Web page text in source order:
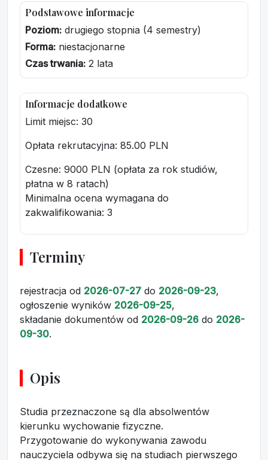
Podstawowe informacje
Poziom: drugiego stopnia (4 semestry)
Forma: niestacjonarne
Czas trwania: 2 lata
Informacje dodatkowe
Limit miejsc: 30
Opłata rekrutacyjna: 85.00 PLN
Czesne: 9000 PLN (opłata za rok studiów,
płatna w 8 ratach)
Minimalna ocena wymagana do
zakwalifikowania: 3
Terminy
rejestracja od 2026-07-27 do 2026-09-23,
ogłoszenie wyników 2026-09-25,
składanie dokumentów od 2026-09-26 do 2026-
09-30.
Opis
Studia przeznaczone są dla absolwentów
kierunku wychowanie fizyczne.
Przygotowanie do wykonywania zawodu
nauczyciela odbywa się na studiach pierwszego